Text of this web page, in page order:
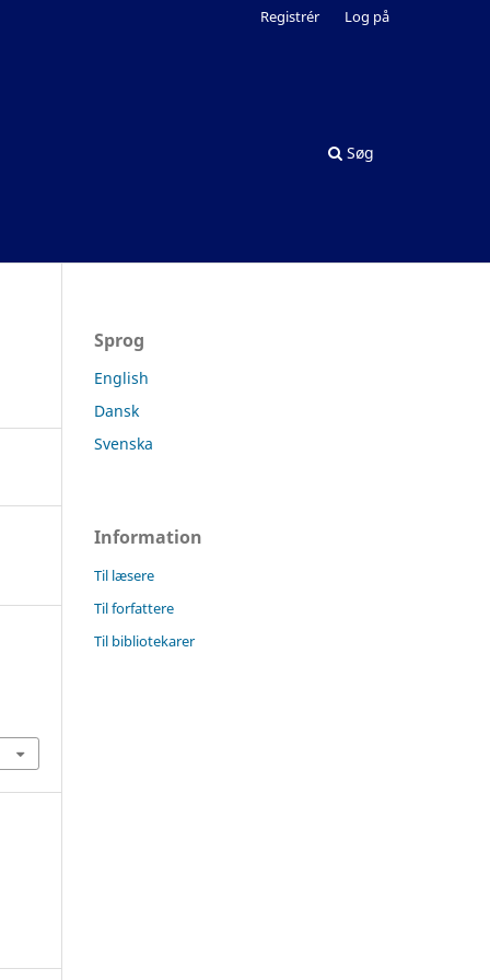
Søg
Registrér Log på
Sprog
English
Dansk
Svenska
Information
Til læsere
Til forfattere
Til bibliotekarer